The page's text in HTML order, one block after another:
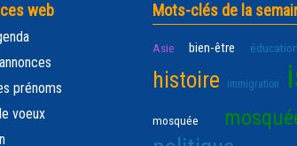
web
prénoms
voeux
Mots-clés de la
Asie bien-être éducation
histoire immigration
mosquée